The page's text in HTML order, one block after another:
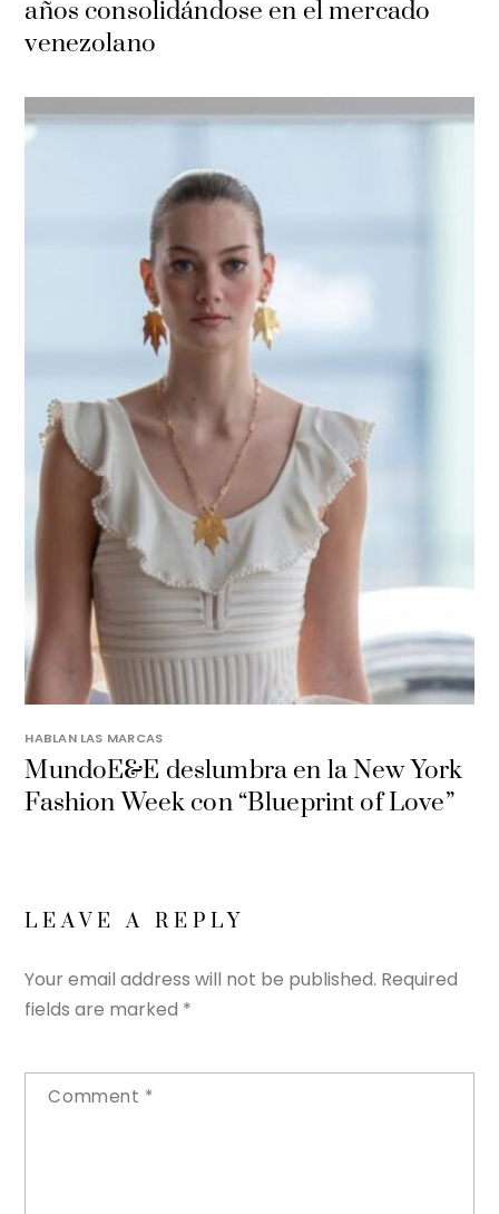
años consolidándose en el mercado
venezolano
HABLAN LAS MARCAS
MundoE&E deslumbra en la New York
Fashion Week con “Blueprint of Love”
LEAVE A REPLY
Your email address will not be published. Required
fields are marked *
Comment *